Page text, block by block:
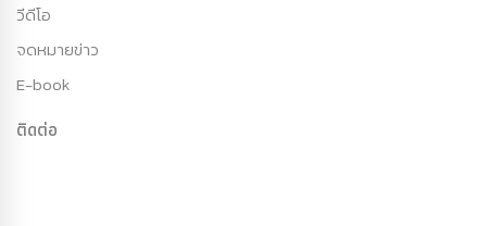
วีดีโอ
จดหมายข่าว
E-book
ติดต่อ